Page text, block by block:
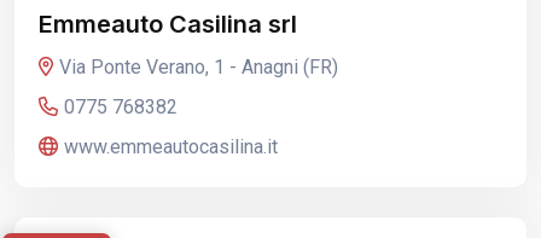
Emmeauto Casilina srl
Via Ponte Verano, 1 - Anagni (FR)
0775 768382
www.emmeautocasilina.it